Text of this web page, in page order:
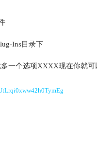
Ins目录下
一个选项XXXX现在你就可